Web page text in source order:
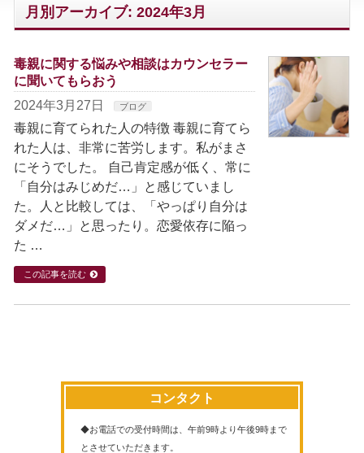
月別アーカイブ: 2024年3月
毒親に関する悩みや相談はカウンセラー
に聞いてもらおう
2024年3月27日
ブログ
毒親に育てられた人の特徴 毒親に育てら
れた人は、非常に苦労します。私がまさ
にそうでした。 自己肯定感が低く、常に
「自分はみじめだ…」と感じていまし
た。人と比較しては、「やっぱり自分は
ダメだ…」と思ったり。恋愛依存に陥っ
た …
この記事を読む
コンタクト
◆お電話での受付時間は、午前9時より午後9時まで
とさせていただきます。